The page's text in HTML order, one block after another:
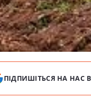
ПІДПИШІТЬСЯ НА НАС В